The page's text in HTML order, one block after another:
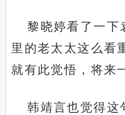
黎晓婷看了一下
里的老太太这么看
就有此觉悟，将来
韩靖言也觉得这